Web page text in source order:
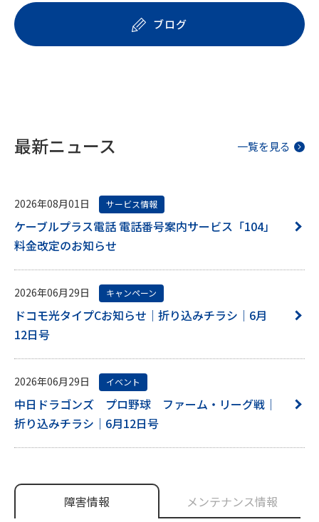
ブログ
最新ニュース 一覧を見る
2026年08月01日 サービス情報
ケーブルプラス電話 電話番号案内サービス「104」
料金改定のお知らせ
2026年06月29日 キャンペーン
ドコモ光タイプCお知らせ｜折り込みチラシ｜6月
12日号
2026年06月29日 イベント
中日ドラゴンズ プロ野球 ファーム・リーグ戦｜
折り込みチラシ｜6月12日号
障害情報 メンテナンス情報